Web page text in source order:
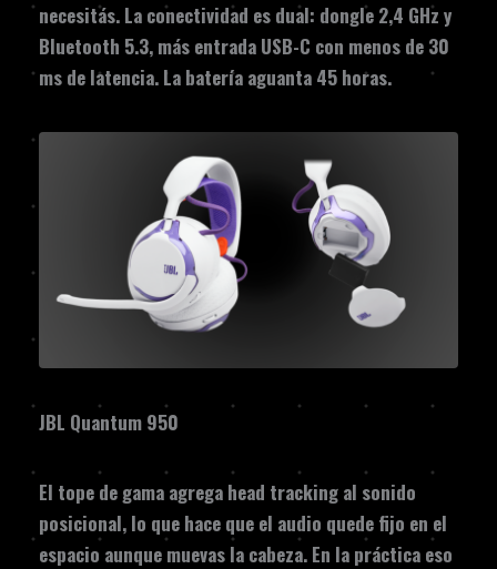
necesitás. La conectividad es dual: dongle 2,4 GHz y
Bluetooth 5.3, más entrada USB-C con menos de 30
ms de latencia. La batería aguanta 45 horas.
JBL Quantum 950
El tope de gama agrega head tracking al sonido
posicional, lo que hace que el audio quede fijo en el
espacio aunque muevas la cabeza. En la práctica eso